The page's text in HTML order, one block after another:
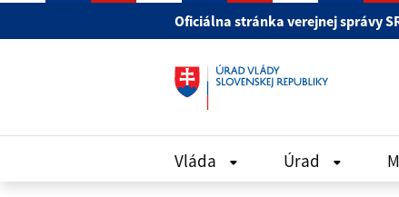
Oficiálna stránka verejnej správy
Vláda Úrad